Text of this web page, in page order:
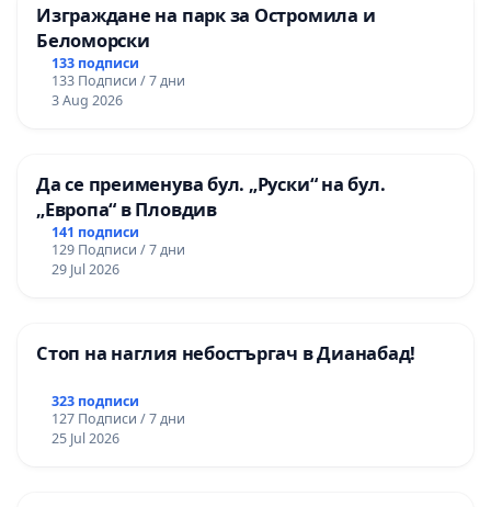
Изграждане на парк за Остромила и
Беломорски
133 подписи
133 Подписи / 7 дни
3 Aug 2026
Да се преименува бул. „Руски“ на бул.
„Европа“ в Пловдив
141 подписи
129 Подписи / 7 дни
29 Jul 2026
Стоп на наглия небостъргач в Дианабад!
323 подписи
127 Подписи / 7 дни
25 Jul 2026